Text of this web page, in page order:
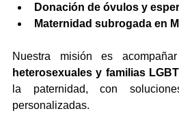
Donación de óvulos y
Maternidad subrogada en
Nuestra misión es
heterosexuales y familias
la paternidad, con
personalizadas.